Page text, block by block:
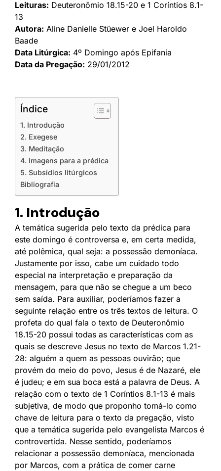
Leituras: Deuteronômio 18.15-20 e 1 Coríntios 8.1-
13
Autora: Aline Danielle Stüewer e Joel Haroldo
Baade
Data Litúrgica: 4º Domingo após Epifania
Data da Pregação: 29/01/2012
Índice
1. Introdução
2. Exegese
3. Meditação
4. Imagens para a prédica
5. Subsídios litúrgicos
Bibliografia
1. Introdução
A temática sugerida pelo texto da prédica para
este domingo é controversa e, em certa medida,
até polêmica, qual seja: a possessão demoníaca.
Justamente por isso, cabe um cuidado todo
especial na interpretação e preparação da
mensagem, para que não se chegue a um beco
sem saída. Para auxiliar, poderíamos fazer a
seguinte relação entre os três textos de leitura. O
profeta do qual fala o texto de Deuteronômio
18.15-20 possui todas as características com as
quais se descreve Jesus no texto de Marcos 1.21-
28: alguém a quem as pessoas ouvirão; que
provém do meio do povo, Jesus é de Nazaré, ele
é judeu; e em sua boca está a palavra de Deus. A
relação com o texto de 1 Coríntios 8.1-13 é mais
subjetiva, de modo que proponho tomá-lo como
chave de leitura para o texto da pregação, visto
que a temática sugerida pelo evangelista Marcos é
controvertida. Nesse sentido, poderíamos
relacionar a possessão demoníaca, mencionada
por Marcos, com a prática de comer carne